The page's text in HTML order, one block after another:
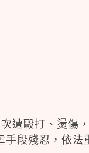
遭毆打、燙傷
段殘忍，依法